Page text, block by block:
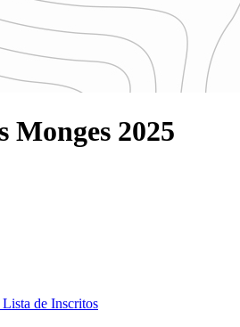
Monges 2025
Lista de Inscritos